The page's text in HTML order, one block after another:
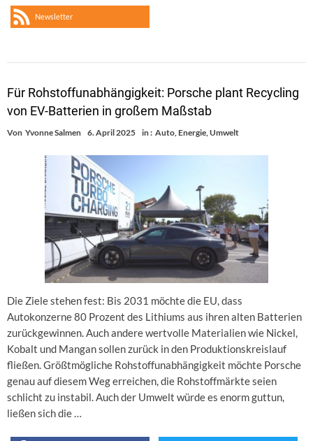
Newsletter
Für Rohstoffunabhängigkeit: Porsche plant Recycling
von EV-Batterien in großem Maßstab
Von Yvonne Salmen 6. April 2025 in : Auto Energie Umwelt
Die Ziele stehen fest: Bis 2031 möchte die EU, dass
Autokonzerne 80 Prozent des Lithiums aus ihren alten Batterien
zurückgewinnen. Auch andere wertvolle Materialien wie Nickel,
Kobalt und Mangan sollen zurück in den Produktionskreislauf
fließen. Größtmögliche Rohstoffunabhängigkeit möchte Porsche
genau auf diesem Weg erreichen, die Rohstoffmärkte seien
schlicht zu instabil. Auch der Umwelt würde es enorm guttun,
ließen sich die …